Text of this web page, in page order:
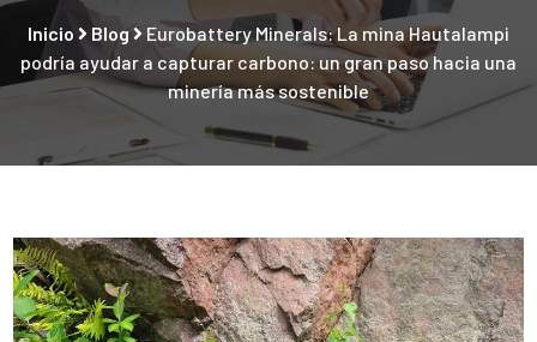
Inicio Blog
Eurobattery Minerals: La mina Hautalampi
podría ayudar a capturar carbono: un gran paso hacia una
minería más sostenible